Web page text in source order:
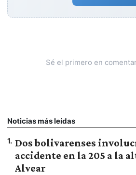
Sé el primero en
Noticias más leídas
1. Dos bolivarenses
accidente en la 205 a la
Alvear